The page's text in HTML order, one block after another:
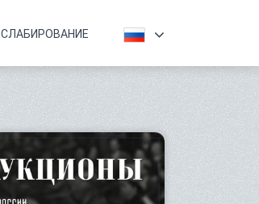
СЛАБИРОВАНИЕ